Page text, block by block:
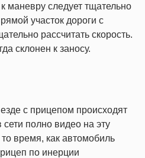
маневру следует тщательно
участок дороги с
рассчитать скорость.
склонен к заносу.
с прицепом происходят
полно видео на эту
время, как автомобиль
по инерции